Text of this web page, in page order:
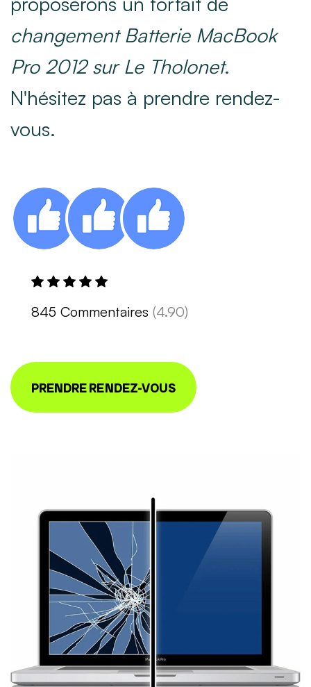
changement Batterie MacBook
Pro 2012 sur Le Tholonet.
N'hésitez pas à prendre rendez-
vous.
845 Commentaires (4.90)
PRENDRE RENDEZ-VOUS